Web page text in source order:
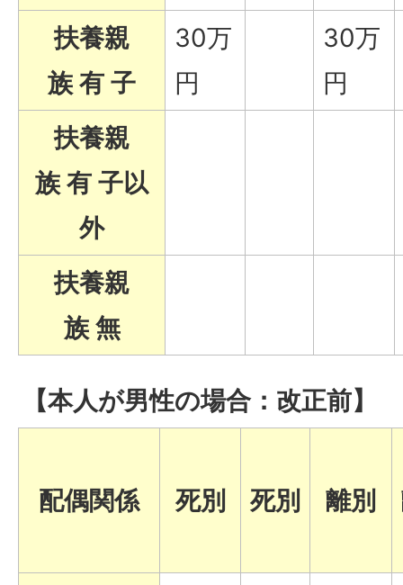
扶養親
族 有 子
30万
円
30万
円
扶養親
族 有 子以
外
扶養親
族 無
【本人が男性の場合：改正前】
配偶関係 死別 死別 離別